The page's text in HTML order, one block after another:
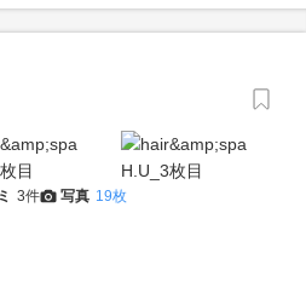
3件 写真 19枚